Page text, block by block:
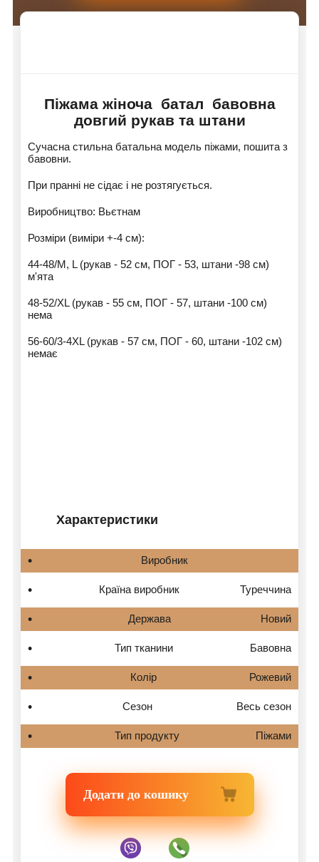
Піжама жіноча батал бавовна
довгий рукав та штани
Сучасна стильна батальна модель піжами, пошита з
бавовни.
При пранні не сідає і не розтягується.
Виробництво: Вьєтнам
Розміри (виміри +-4 см):
44-48/М, L (рукав - 52 см, ПОГ - 53, штани -98 см)
м'ята
48-52/XL (рукав - 55 см, ПОГ - 57, штани -100 см)
нема
56-60/3-4XL (рукав - 57 см, ПОГ - 60, штани -102 см)
немає
Характеристики
Виробник
Країна виробник Туреччина
Держава Новий
Тип тканини Бавовна
Колір Рожевий
Сезон Весь сезон
Тип продукту Піжами
Додати до кошику